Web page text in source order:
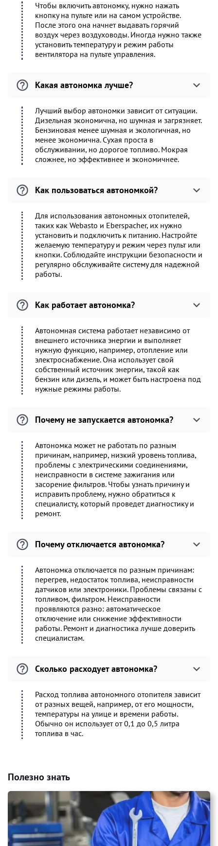
Чтобы включить автономку, нужно нажать
кнопку на пульте или на самом устройстве.
После этого она начнет выдавать горячий
воздух через воздуховоды. Иногда нужно также
установить температуру и режим работы
вентилятора на пульте управления.
Какая автономка лучше?
Лучший выбор автономки зависит от ситуации.
Дизельная экономична, но шумная и загрязняет.
Бензиновая менее шумная и экологичная, но
менее экономична. Сухая проста в
обслуживании, но дорогое топливо. Мокрая
сложнее, но эффективнее и экономичнее.
Как пользоваться автономкой?
Для использования автономных отопителей,
таких как Webasto и Eberspacher, их нужно
установить и подключить к питанию. Настройте
желаемую температуру и режим через пульт или
кнопки. Соблюдайте инструкции безопасности и
регулярно обслуживайте систему для надежной
работы.
Как работает автономка?
Автономная система работает независимо от
внешнего источника энергии и выполняет
нужную функцию, например, отопление или
электроснабжение. Она использует свой
собственный источник энергии, такой как
бензин или дизель, и может быть настроена под
нужные режимы работы.
Почему не запускается автономка?
Автономка может не работать по разным
причинам, например, низкий уровень топлива,
проблемы с электрическими соединениями,
неисправности в системе зажигания или
засорение фильтров. Чтобы узнать причину и
исправить проблему, нужно обратиться к
специалисту, который проведет диагностику и
ремонт.
Почему отключается автономка?
Автономка отключается по разным причинам:
перегрев, недостаток топлива, неисправности
датчиков или электроники. Проблемы связаны с
топливом, фильтром. Неисправности
проявляются разно: автоматическое
отключение или снижение эффективности
работы. Ремонт и диагностика лучше доверить
специалистам.
Сколько расходует автономка?
Расход топлива автономного отопителя зависит
от разных вещей, например, от его мощности,
температуры на улице и времени работы.
Обычно он использует от 0,1 до 0,5 литра
топлива в час.
Полезно знать